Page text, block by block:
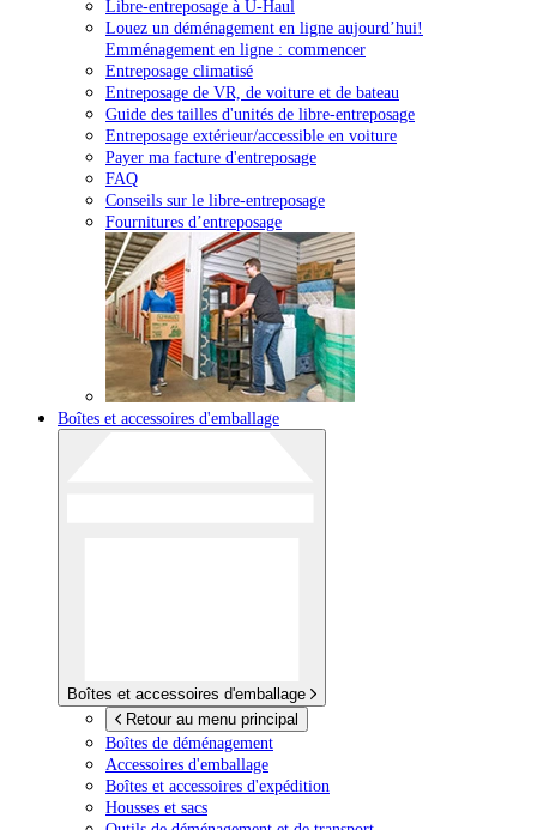
Libre-entreposage à U-Haul
Louez un déménagement en ligne aujourd’hui!
Emménagement en ligne : commencer
Entreposage climatisé
Entreposage de VR, de voiture et de bateau
Guide des tailles d'unités de libre-entreposage
Entreposage extérieur/accessible en voiture
Payer ma facture d'entreposage
FAQ
Conseils sur le libre-entreposage
Fournitures d’entreposage
Boîtes et accessoires d'emballage
Boîtes et accessoires d'emballage
Retour au menu principal
Boîtes de déménagement
Accessoires d'emballage
Boîtes et accessoires d'expédition
Housses et sacs